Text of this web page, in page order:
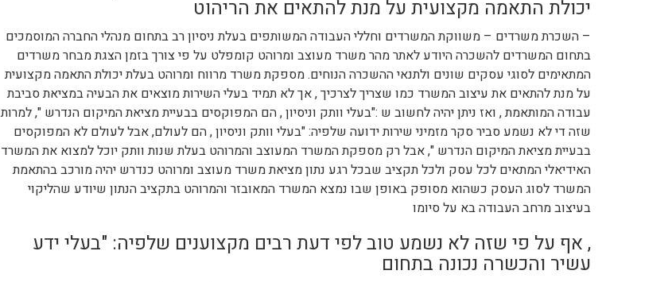
יכולת התאמה מקצועית על מנת להתאים את הריהוט
– השכרת משרדים – משווקת המשרדים וחללי העבודה המשותפים בעלת ניסיון רב בתחום מנהלי החברה המוסמכים
בתחום המשרדים להשכרה היודע לאתר מהר משרד מעוצב ומרוהט קומפלט על פי צורך בזמן הצגת מבחר משרדים
המתאימים לסוגי עסקים שונים ולתנאי ההשכרה הנוחים. מספקת משרד מרווח ומרוהט בעלת יכולת התאמה מקצועית
על מנת להתאים את עיצוב המשרד כמו שצריך לצרכיך , אך לא תמיד בעלי השירות מוצאים את הבעיה במציאת סביבת
עבודה המותאמת , ואז ניתן יהיה לחשוב ש :"בעלי וותק וניסיון , הם המפוקסים בבעיית מציאת המיקום הנדרש ", למרות
שזה די לא נשמע סביר סקר מזמיני שירות ידועה שלפיה: "בעלי וותק וניסיון , הם לעולם, אבל לעולם לא המפוקסים
בבעיית מציאת המיקום הנדרש ", אבל רק מספקת המשרד המעוצב והמרוהט בעלת שנות וותק יוכל למצוא את המשרד
האידיאלי המתאים לכל עסק ולכל תקציב שבכל רגע נתון מציאת משרד מעוצב ומרוהט כנדרש יהיה מורכב בהתאמת
המשרד לסוג העסק כשהוא מסופק באופן שבו נמצא המשרד המאובזר והמרוהט בתקציב הנתון שיודע שהליקוי
בעיצוב מרחב העבודה בא על סיומו
, אף על פי שזה לא נשמע טוב לפי דעת רבים מקצוענים שלפיה: "בעלי ידע
עשיר והכשרה נכונה בתחום